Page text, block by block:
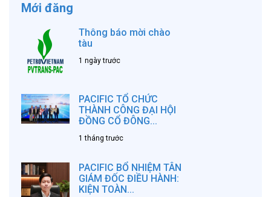
Mới đăng
Thông báo mời chào
tàu
1 ngày trước
PACIFIC TỔ CHỨC
THÀNH CÔNG ĐẠI HỘI
ĐỒNG CỔ ĐÔNG...
1 tháng trước
PACIFIC BỔ NHIỆM TÂN
GIÁM ĐỐC ĐIỀU HÀNH:
KIỆN TOÀN...